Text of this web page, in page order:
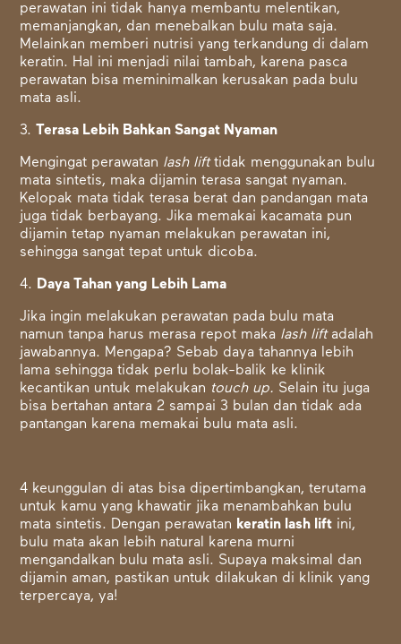
perawatan ini tidak hanya membantu melentikan,
memanjangkan, dan menebalkan bulu mata saja.
Melainkan memberi nutrisi yang terkandung di dalam
keratin. Hal ini menjadi nilai tambah, karena pasca
perawatan bisa meminimalkan kerusakan pada bulu
mata asli.
3. Terasa Lebih Bahkan Sangat Nyaman
Mengingat perawatan lash lifttidak menggunakan bulu
mata sintetis, maka dijamin terasa sangat nyaman.
Kelopak mata tidak terasa berat dan pandangan mata
juga tidak berbayang. Jika memakai kacamata pun
dijamin tetap nyaman melakukan perawatan ini,
sehingga sangat tepat untuk dicoba.
4. Daya Tahan yang Lebih Lama
Jika ingin melakukan perawatan pada bulu mata
namun tanpa harus merasa repot maka lash liftadalah
jawabannya. Mengapa? Sebab daya tahannya lebih
lama sehingga tidak perlu bolak-balik ke klinik
kecantikan untuk melakukan touch up. Selain itu juga
bisa bertahan antara 2 sampai 3 bulan dan tidak ada
pantangan karena memakai bulu mata asli.
4 keunggulan di atas bisa dipertimbangkan, terutama
untuk kamu yang khawatir jika menambahkan bulu
mata sintetis. Dengan perawatan keratin lash lift ini,
bulu mata akan lebih natural karena murni
mengandalkan bulu mata asli. Supaya maksimal dan
dijamin aman, pastikan untuk dilakukan di klinik yang
terpercaya, ya!​​​